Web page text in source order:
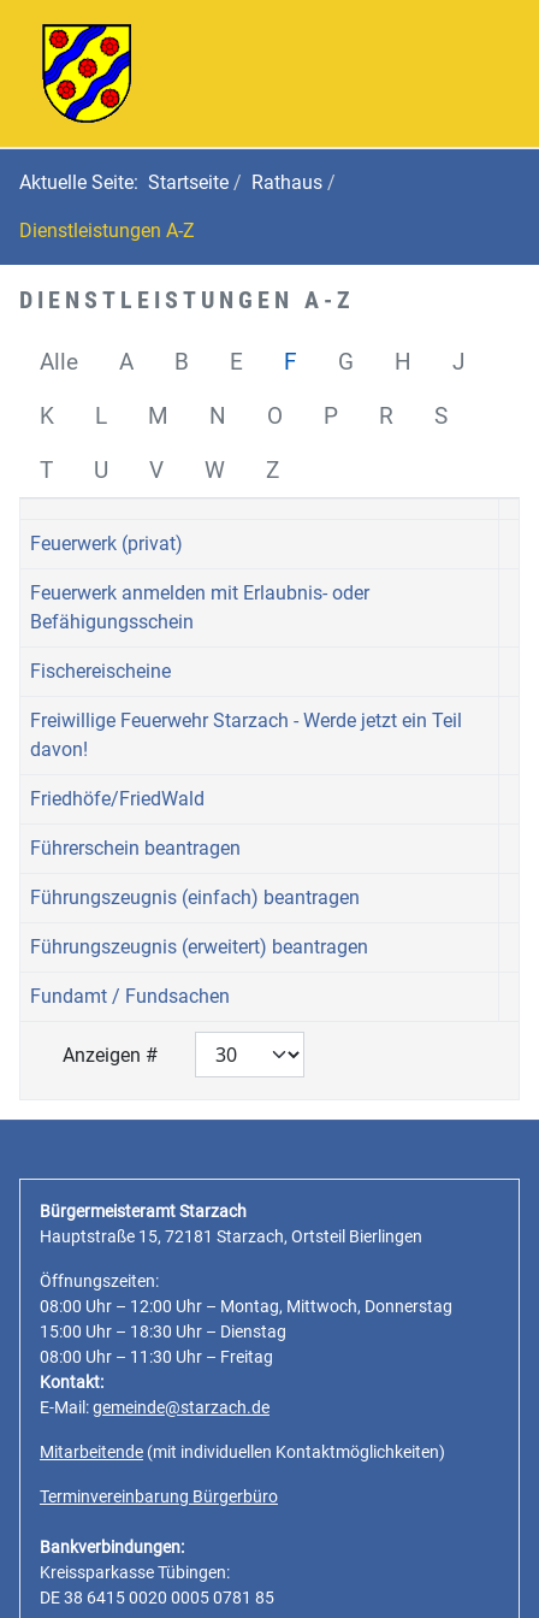
Aktuelle Seite: Startseite Rathaus
Dienstleistungen A-Z
DIENSTLEISTUNGEN A-Z
Alle A B E F G H
J
K
L M N O P R
S
T
U V W Z
Anzeigen #
Feuerwerk (privat)
Feuerwerk anmelden mit Erlaubnis- oder
Befähigungsschein
Fischereischeine
Freiwillige Feuerwehr Starzach - Werde jetzt ein Teil
davon!
Friedhöfe/FriedWald
Führerschein beantragen
Führungszeugnis (einfach) beantragen
Führungszeugnis (erweitert) beantragen
Fundamt / Fundsachen
Bürgermeisteramt Starzach
Hauptstraße 15, 72181 Starzach, Ortsteil Bierlingen
Öffnungszeiten:
08:00 Uhr – 12:00 Uhr – Montag, Mittwoch, Donnerstag
15:00 Uhr – 18:30 Uhr – Dienstag
08:00 Uhr – 11:30 Uhr – Freitag
Kontakt:
E-Mail:gemeinde@starzach.de
Mitarbeitende (mit individuellen Kontaktmöglichkeiten)
Terminvereinbarung Bürgerbüro
Bankverbindungen:
Kreissparkasse Tübingen:
DE 38 6415 0020 0005 0781 85